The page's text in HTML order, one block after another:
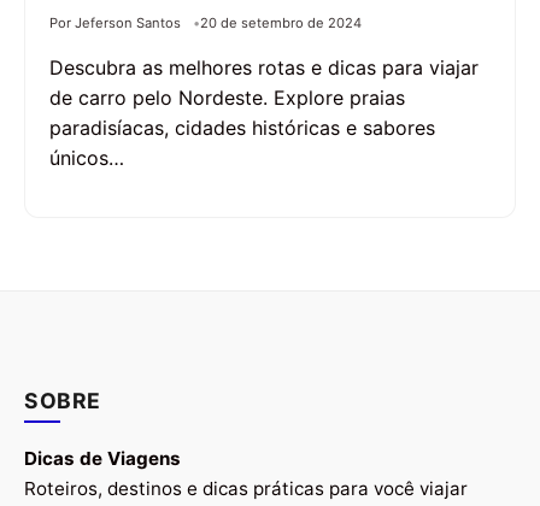
Por Jeferson Santos 20 de setembro de 2024
Descubra as melhores rotas e dicas para viajar
de carro pelo Nordeste. Explore praias
paradisíacas, cidades históricas e sabores
únicos…
SOBRE
Dicas de Viagens
Roteiros, destinos e dicas práticas para você viajar